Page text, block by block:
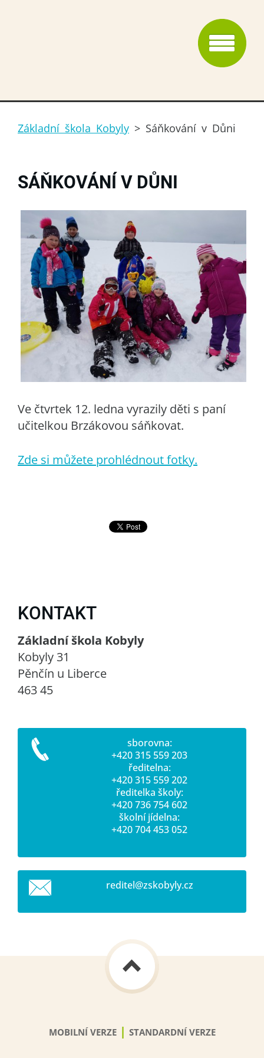
Základní škola Kobyly > Sáňkování v Důni
SÁŇKOVÁNÍ V DŮNI
Ve čtvrtek 12. ledna vyrazily děti s paní
učitelkou Brzákovou sáňkovat.
Zde si můžete prohlédnout fotky.
KONTAKT
Základní škola Kobyly
Kobyly 31
Pěnčín u Liberce
463 45
sborovna:
+420 315 559 203
ředitelna:
+420 315 559 202
ředitelka školy:
+420 736 754 602
školní jídelna:
+420 704 453 052
reditel@zskobyly.cz
MOBILNÍ VERZE | STANDARDNÍ VERZE